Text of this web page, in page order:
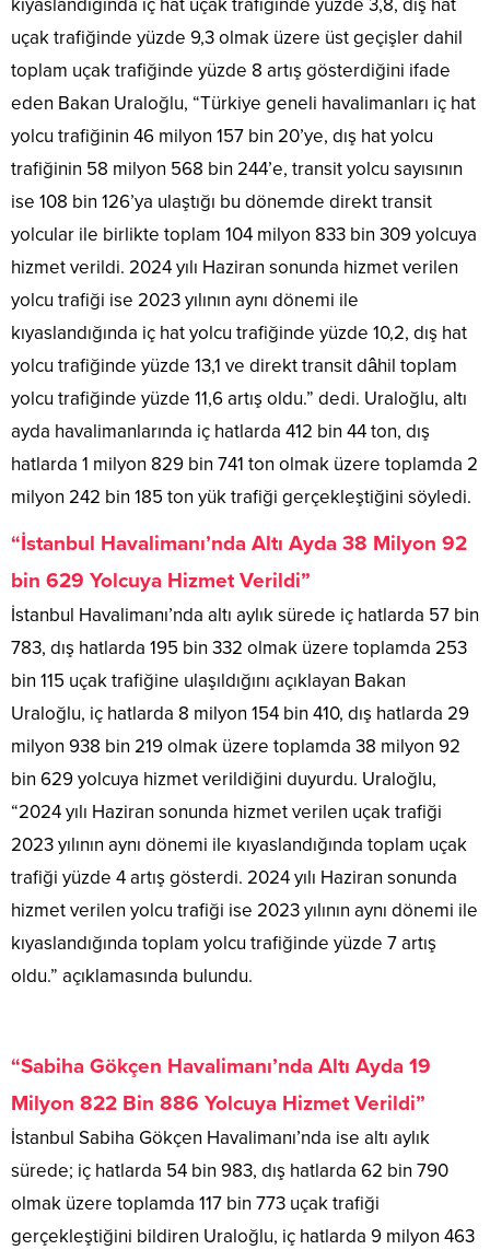
kıyaslandığında iç hat uçak trafiğinde yüzde 3,8, dış hat
uçak trafiğinde yüzde 9,3 olmak üzere üst geçişler dahil
toplam uçak trafiğinde yüzde 8 artış gösterdiğini ifade
eden Bakan Uraloğlu, “Türkiye geneli havalimanları iç hat
yolcu trafiğinin 46 milyon 157 bin 20’ye, dış hat yolcu
trafiğinin 58 milyon 568 bin 244’e, transit yolcu sayısının
ise 108 bin 126’ya ulaştığı bu dönemde direkt transit
yolcular ile birlikte toplam 104 milyon 833 bin 309 yolcuya
hizmet verildi. 2024 yılı Haziran sonunda hizmet verilen
yolcu trafiği ise 2023 yılının aynı dönemi ile
kıyaslandığında iç hat yolcu trafiğinde yüzde 10,2, dış hat
yolcu trafiğinde yüzde 13,1 ve direkt transit dâhil toplam
yolcu trafiğinde yüzde 11,6 artış oldu.” dedi. Uraloğlu, altı
ayda havalimanlarında iç hatlarda 412 bin 44 ton, dış
hatlarda 1 milyon 829 bin 741 ton olmak üzere toplamda 2
milyon 242 bin 185 ton yük trafiği gerçekleştiğini söyledi.
“İstanbul Havalimanı’nda Altı Ayda 38 Milyon 92
bin 629 Yolcuya Hizmet Verildi”
İstanbul Havalimanı’nda altı aylık sürede iç hatlarda 57 bin
783, dış hatlarda 195 bin 332 olmak üzere toplamda 253
bin 115 uçak trafiğine ulaşıldığını açıklayan Bakan
Uraloğlu, iç hatlarda 8 milyon 154 bin 410, dış hatlarda 29
milyon 938 bin 219 olmak üzere toplamda 38 milyon 92
bin 629 yolcuya hizmet verildiğini duyurdu. Uraloğlu,
“2024 yılı Haziran sonunda hizmet verilen uçak trafiği
2023 yılının aynı dönemi ile kıyaslandığında toplam uçak
trafiği yüzde 4 artış gösterdi. 2024 yılı Haziran sonunda
hizmet verilen yolcu trafiği ise 2023 yılının aynı dönemi ile
kıyaslandığında toplam yolcu trafiğinde yüzde 7 artış
oldu.” açıklamasında bulundu.
“Sabiha Gökçen Havalimanı’nda Altı Ayda 19
Milyon 822 Bin 886 Yolcuya Hizmet Verildi”
İstanbul Sabiha Gökçen Havalimanı’nda ise altı aylık
sürede; iç hatlarda 54 bin 983, dış hatlarda 62 bin 790
olmak üzere toplamda 117 bin 773 uçak trafiği
gerçekleştiğini bildiren Uraloğlu, iç hatlarda 9 milyon 463